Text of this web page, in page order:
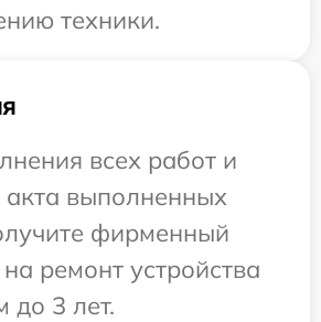
техники.
всех работ и
акта выполненных
фирменный
ремонт устройства
до 3 лет.